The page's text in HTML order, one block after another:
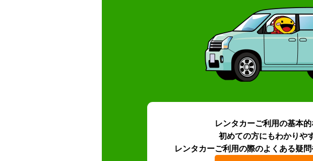
レンタカーご利用の基本
初めての方にもわかりや
レンタカーご利用の際のよくある疑問